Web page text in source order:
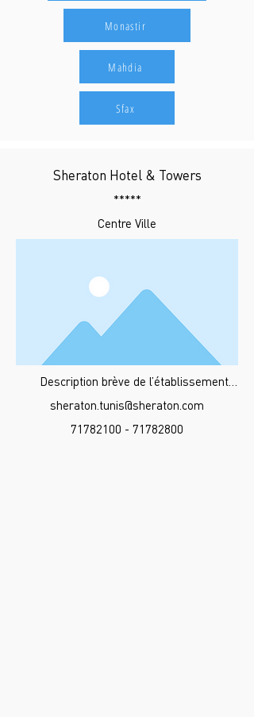
Monastir
Mahdia
Sfax
Sheraton Hotel & Towers
*****
Centre Ville
Description brève de l’établissement…
sheraton.tunis@sheraton.com
71782100 - 71782800